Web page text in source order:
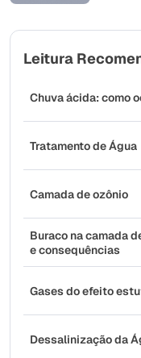
Leitura
Chuva ácida: como
Tratamento de Água
Camada de ozônio
Buraco na camada
e consequências
Gases do efeito
Dessalinização da